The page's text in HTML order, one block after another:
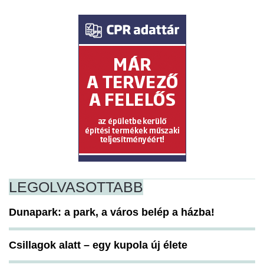
LEGOLVASOTTABB
Dunapark: a park, a város belép a házba!
Csillagok alatt – egy kupola új élete